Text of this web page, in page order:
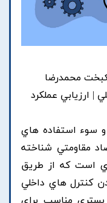
محمدرضا
| ارزيابي عملکرد
و سوء استفاده هاي
مقاومتي شناخته
است که از طريق
کنترل هاي داخلي